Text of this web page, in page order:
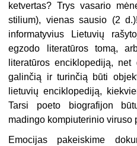
ketvertas? Trys vasario
stilium), vienas sausio (2
informatyvius Lietuvių
egzodo literatūros tomą,
literatūros enciklopediją,
galinčią ir turinčią būti
lietuvių enciklopediją,
Tarsi poeto biografijon
madingo kompiuterinio
Emocijas pakeiskime